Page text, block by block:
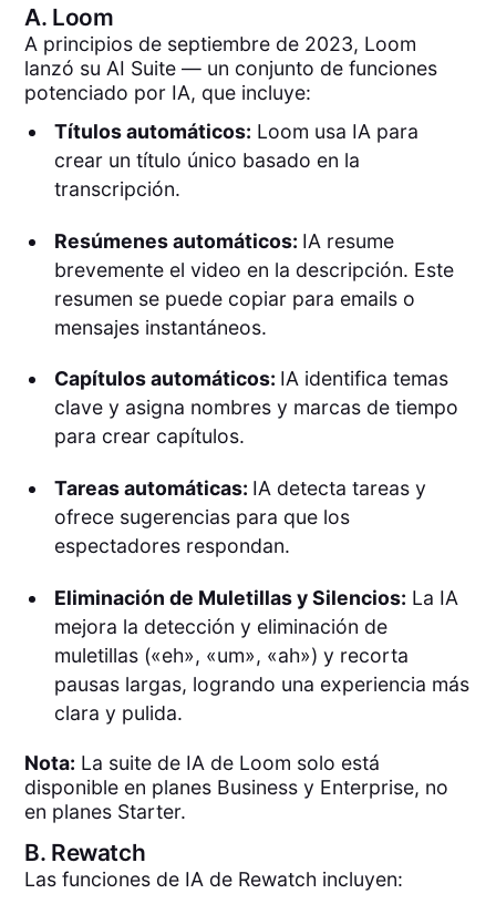
A. Loom
A principios de septiembre de 2023, Loom
lanzó su AI Suite — un conjunto de funciones
potenciado por IA, que incluye:
Títulos automáticos: Loom usa IA para
crear un título único basado en la
transcripción.
Resúmenes automáticos: IA resume
brevemente el video en la descripción. Este
resumen se puede copiar para emails o
mensajes instantáneos.
Capítulos automáticos: IA identifica temas
clave y asigna nombres y marcas de tiempo
para crear capítulos.
Tareas automáticas: IA detecta tareas y
ofrece sugerencias para que los
espectadores respondan.
Eliminación de Muletillas y Silencios: La IA
mejora la detección y eliminación de
muletillas («eh», «um», «ah») y recorta
pausas largas, logrando una experiencia más
clara y pulida.
Nota: La suite de IA de Loom solo está
disponible en planes Business y Enterprise, no
en planes Starter.
B. Rewatch
Las funciones de IA de Rewatch incluyen: